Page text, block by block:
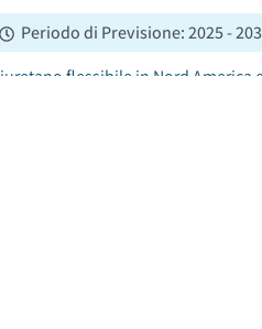
Periodo di Previsione:2025 -
flessibile in Nord America